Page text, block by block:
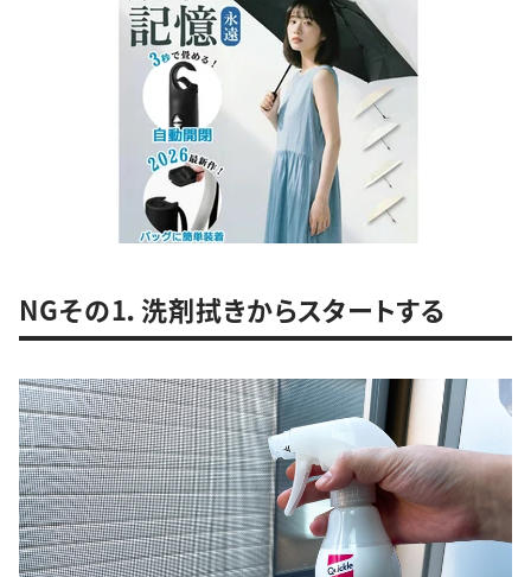
NGその1．洗剤拭きからスタートする